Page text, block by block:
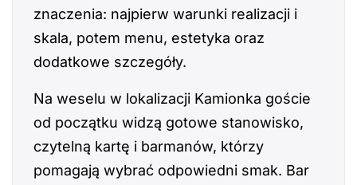
znaczenia: najpierw warunki realizacji i
skala, potem menu, estetyka oraz
dodatkowe szczegóły.
Na weselu w lokalizacji Kamionka goście
od początku widzą gotowe stanowisko,
czytelną kartę i barmanów, którzy
pomagają wybrać odpowiedni smak. Bar